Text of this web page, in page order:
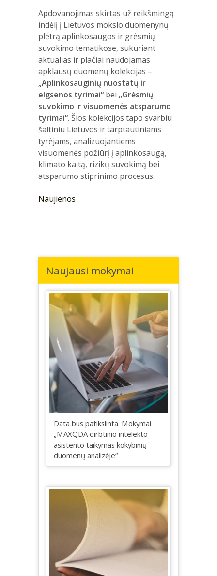
Apdovanojimas skirtas už reikšmingą
indėlį į Lietuvos mokslo duomenynų
plėtrą aplinkosaugos ir grėsmių
suvokimo tematikose, sukuriant
aktualias ir plačiai naudojamas
apklausų duomenų kolekcijas –
„Aplinkosauginių nuostatų ir
elgsenos tyrimai“ bei „Grėsmių
suvokimo ir visuomenės atsparumo
tyrimai“. Šios kolekcijos tapo svarbiu
šaltiniu Lietuvos ir tarptautiniams
tyrėjams, analizuojantiems
visuomenės požiūrį į aplinkosaugą,
klimato kaitą, rizikų suvokimą bei
atsparumo stiprinimo procesus.
Naujienos
Naujausi mokymai
Data bus patikslinta. Mokymai
„MAXQDA dirbtinio intelekto
asistento taikymas kokybinių
duomenų analizėje“